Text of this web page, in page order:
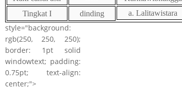
Tingkat I
dinding a. Lalitawistara
style="background:
rgb(250, 250, 250);
border: 1pt solid
windowtext; padding:
0.75pt; text-align:
center;">